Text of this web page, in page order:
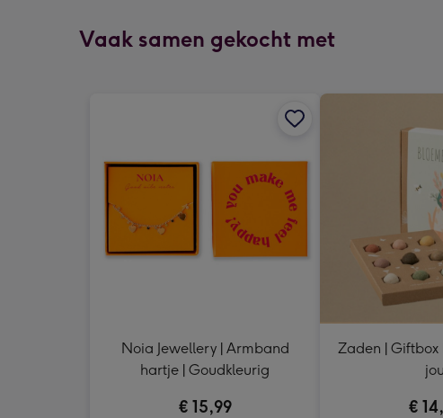
Vaak samen gekocht met
Noia Jewellery | Armband
hartje | Goudkleurig
€ 15,99
Zaden | Giftbox
jou
€